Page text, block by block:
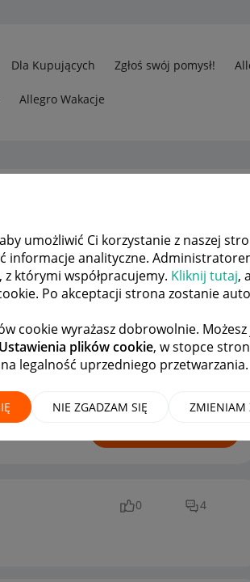
umożliwić Ci korzystanie z naszej
informacje analityczne.
którymi współpracujemy. Kliknij tutaj,
Po akceptacji strona zostanie
cookie wyrażasz dobrowolnie.
Ustawienia plików cookie, w stopce
na legalność uprzedniego przetwarzania.
NIE ZGADZAM SIĘ ZMIENIAM
Dla Kupujących Zgłoś swój pomysł!
Allegro Wakacje
0 4